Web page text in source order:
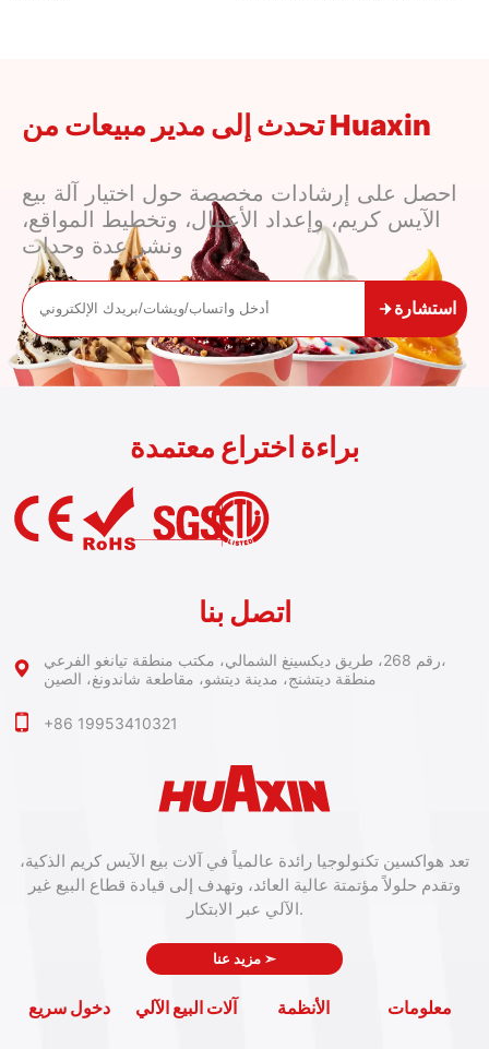
تحدث إلى مدير مبيعات من Huaxin
احصل على إرشادات مخصصة حول اختيار آلة بيع
الآيس كريم، وإعداد الأعمال، وتخطيط المواقع،
ونشر عدة وحدات
استشارة
تعد هواكسين تكنولوجيا رائدة عالمياً في آلات بيع الآيس كريم الذكية،
وتقدم حلولاً مؤتمتة عالية العائد، وتهدف إلى قيادة قطاع البيع غير
الآلي عبر الابتكار.
➣
دخول سريع آلات البيع الآلي الأنظمة معلومات
براءة اختراع معتمدة
اتصل بنا
رقم 268، طريق ديكسينغ الشمالي، مكتب منطقة تيانغو الفرعي،
منطقة ديتشنج، مدينة ديتشو، مقاطعة شاندونغ، الصين
+86 19953410321